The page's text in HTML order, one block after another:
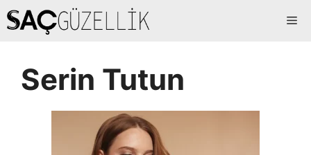
İçeriğe
atla
Serin Tutun